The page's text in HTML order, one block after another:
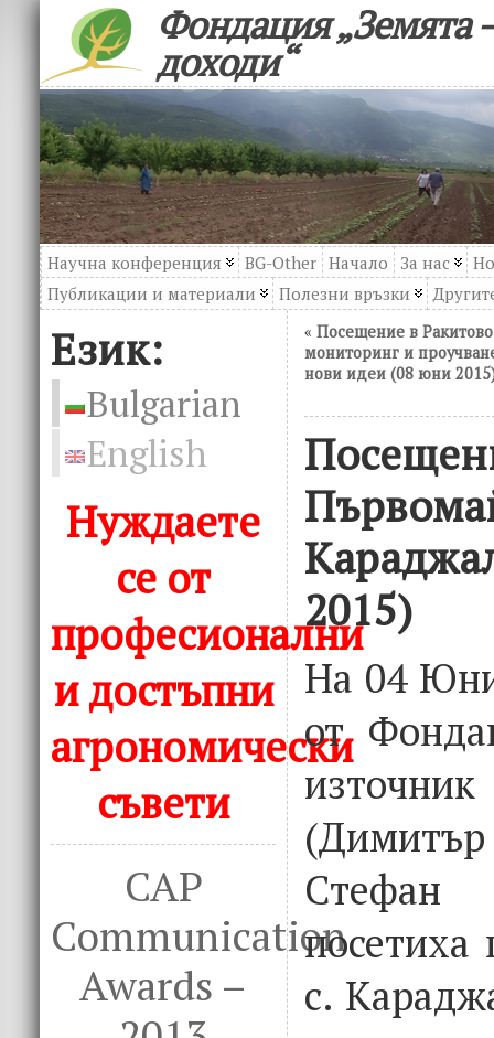
Фондация „Земята
доходи“
Научна конференция BG-Other Начало За нас
Публикации и материали
Полезни връзки
Език:
Bulgarian
English
Нуждаете
се от
професионални
и достъпни
агрономически
съвети
CAP
Communication
Awards –
« Посещение в Ракитово
мониторинг и
нови идеи (08 юни
2015)
На 04
от
с.